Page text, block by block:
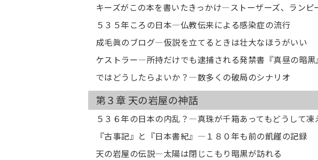
キーズがこの本を書いたきっかけ―ストーザーズ、ランピ
５３５年ころの日本―仏教伝来による感染症の流行
成毛眞のブログ―仮説を立てるときは壮大なほうがいい
ケストラー―所持だけでも逮捕される発禁書『真昼の暗黒
ではどうしたらよいか？―数多くの破局のシナリオ
第３章 天の岩屋の神話
５３６年の日本の内乱？―真珠が千箱あってもどうして
『古事記』と『日本書紀』―１８０年も前の飢饉の記録
天の岩屋の伝説―太陽は閉じこもり暗黒が訪れる